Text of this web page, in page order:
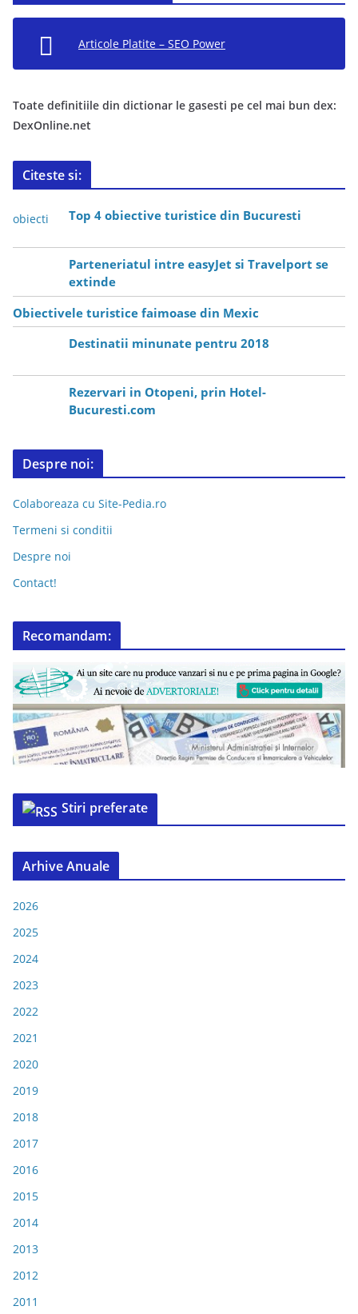
Articole Platite – SEO Power
Toate definitiile din dictionar le gasesti pe cel mai bun dex:
DexOnline.net
Citeste si:
Top 4 obiective turistice din Bucuresti
Parteneriatul intre easyJet si Travelport se
extinde
Obiectivele turistice faimoase din Mexic
Destinatii minunate pentru 2018
Rezervari in Otopeni, prin Hotel-
Bucuresti.com
Despre noi:
Colaboreaza cu Site-Pedia.ro
Termeni si conditii
Despre noi
Contact!
Recomandam:
Stiri preferate
Arhive Anuale
2026
2025
2024
2023
2022
2021
2020
2019
2018
2017
2016
2015
2014
2013
2012
2011